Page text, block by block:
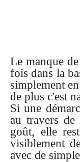
Le manque
fois dans la
simplement
de plus c'est
Si une
au travers
goût, elle
visiblement
avec de